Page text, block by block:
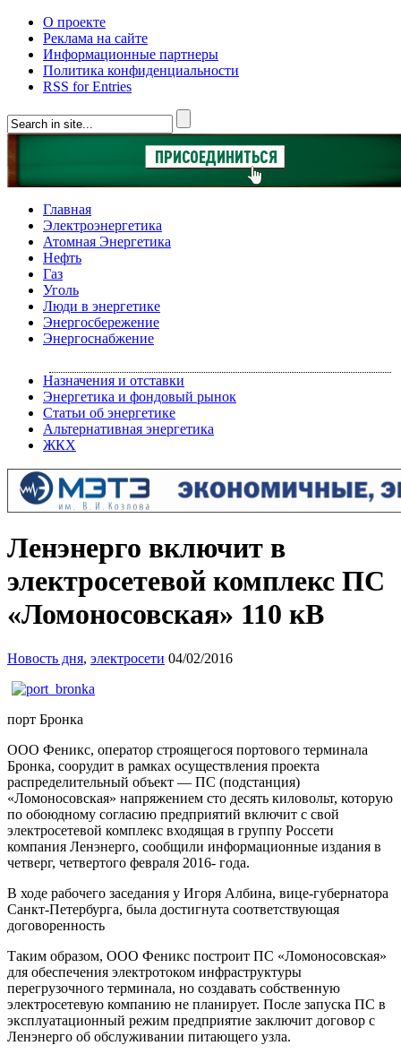
О проекте
Реклама на сайте
Информационные партнеры
Политика конфиденциальности
RSS for Entries
Главная
Электроэнергетика
Атомная Энергетика
Нефть
Газ
Уголь
Люди в энергетике
Энергосбережение
Энергоснабжение
Назначения и отставки
Энергетика и фондовый рынок
Статьи об энергетике
Альтернативная энергетика
ЖКХ
Ленэнерго включит в
электросетевой комплекс ПС
«Ломоносовская» 110 кВ
Новость дня, электросети 04/02/2016
порт Бронка
ООО Феникс, оператор строящегося портового терминала
Бронка, соорудит в рамках осуществления проекта
распределительный объект — ПС (подстанция)
«Ломоносовская» напряжением сто десять киловольт, которую
по обоюдному согласию предприятий включит с свой
электросетевой комплекс входящая в группу Россети
компания Ленэнерго, сообщили информационные издания в
четверг, четвертого февраля 2016- года.
В ходе рабочего заседания у Игоря Албина, вице-губернатора
Санкт-Петербурга, была достигнута соответствующая
договоренность
Таким образом, ООО Феникс построит ПС «Ломоносовская»
для обеспечения электротоком инфраструктуры
перегрузочного терминала, но создавать собственную
электросетевую компанию не планирует. После запуска ПС в
эксплуатационный режим предприятие заключит договор с
Ленэнерго об обслуживании питающего узла.